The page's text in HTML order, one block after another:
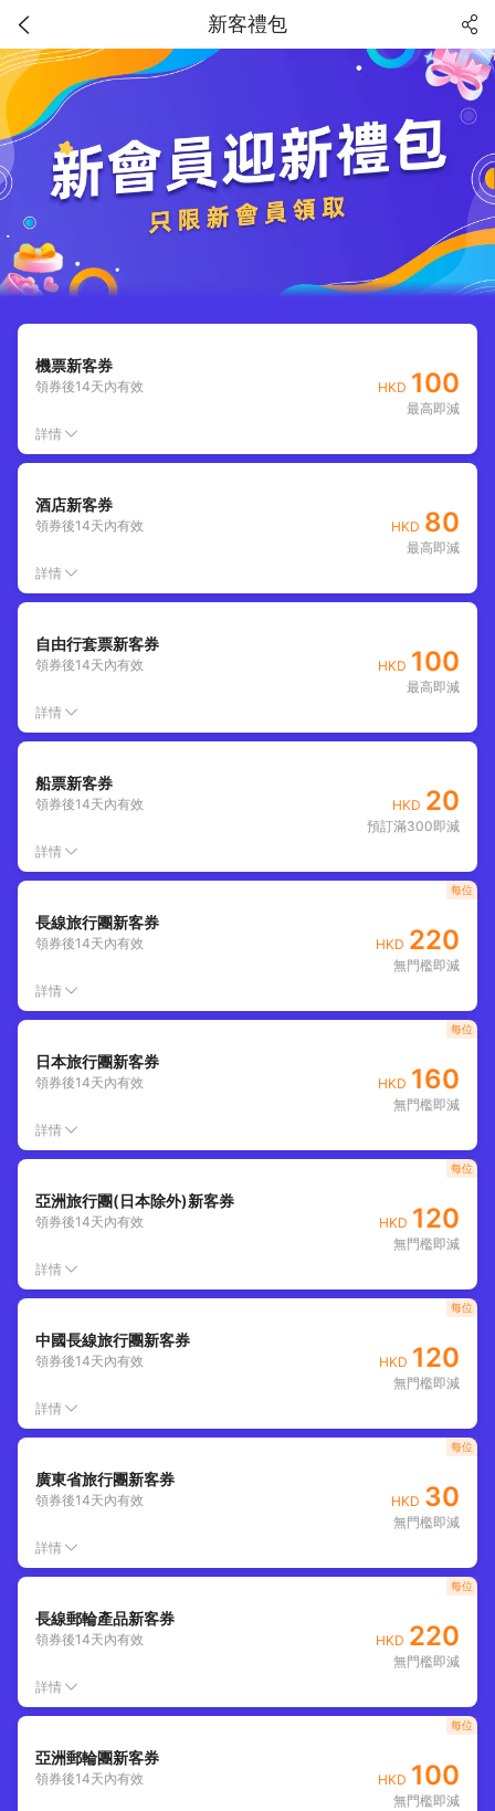
新客禮包
機票新客券
領券後14天內有效 HKD 100
最高即減
詳情
酒店新客券
領券後14天內有效 HKD 80
最高即減
詳情
自由行套票新客券
領券後14天內有效 HKD 100
最高即減
詳情
船票新客券
領券後14天內有效 HKD 20
預訂滿300即減
詳情
長線旅行團新客券
領券後14天內有效 HKD 220
無門檻即減
每位
詳情
日本旅行團新客券
領券後14天內有效 HKD 160
無門檻即減
每位
詳情
亞洲旅行團(日本除外)新客券
領券後14天內有效 HKD 120
無門檻即減
每位
詳情
中國長線旅行團新客券
領券後14天內有效 HKD 120
無門檻即減
每位
詳情
廣東省旅行團新客券
領券後14天內有效 HKD 30
無門檻即減
每位
詳情
長線郵輪產品新客券
領券後14天內有效 HKD 220
無門檻即減
每位
詳情
亞洲郵輪團新客券
領券後14天內有效 HKD 100
無門檻即減
每位